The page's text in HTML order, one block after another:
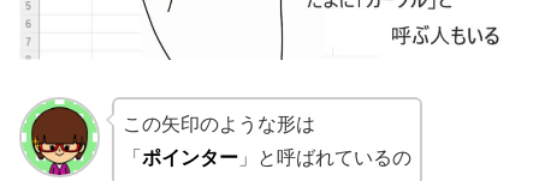
この矢印のような形は
「 ポインター」と呼ばれているの